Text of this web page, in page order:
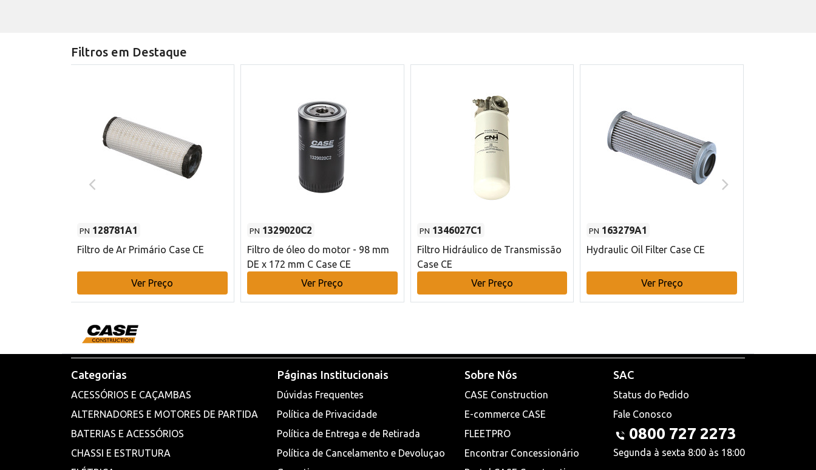
Filtros em Destaque
PN 128781A1
Filtro de Ar Primário Case CE
Ver Preço
PN 1329020C2
Filtro de óleo do motor - 98 mm
DE x 172 mm C Case CE
Ver Preço
PN 1346027C1
Filtro Hidráulico de Transmissão
Case CE
Ver Preço
PN 163279A1
Hydraulic Oil Filter Case CE
Ver Preço
Categorias
ACESSÓRIOS E CAÇAMBAS
ALTERNADORES E MOTORES DE PARTIDA
BATERIAS E ACESSÓRIOS
CHASSI E ESTRUTURA
Páginas Institucionais
Dúvidas Frequentes
Política de Privacidade
Política de Entrega e de Retirada
Política de Cancelamento e Devoluçao
Sobre Nós
CASE Construction
E-commerce CASE
FLEETPRO
Encontrar Concessionário
SAC
Status do Pedido
Fale Conosco
0800 727 2273
Segunda à sexta 8:00 às 18:00